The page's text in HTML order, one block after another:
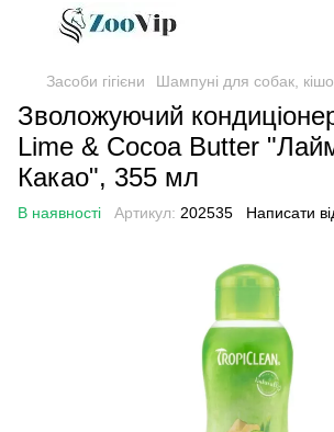
Засоби гігієни Шампуні для собак,
Зволожуючий
Lime & Cocoa Butter
Какао", 355 мл
В наявності Артикул: 202535 Написати